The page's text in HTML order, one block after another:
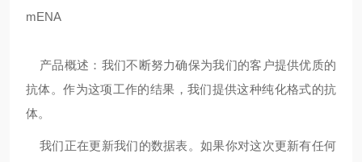
mENA
产品概述：我们不断努力确保为我们的客户提供优质的
抗体。作为这项工作的结果，我们提供这种纯化格式的抗
体。
我们正在更新我们的数据表。如果你对这次更新有任何